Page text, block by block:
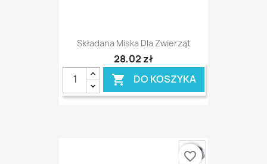
Składana Miska Dla Zwierząt
28,02 zł
 DO KOSZYKA
favorite_border